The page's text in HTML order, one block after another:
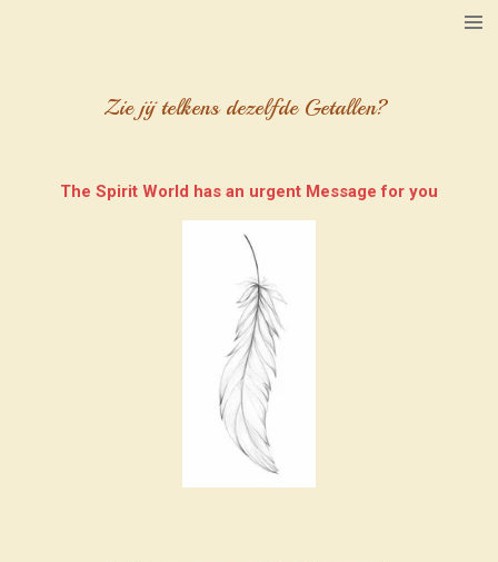
hoofdinhoudZie jij telkens dezelfde Getallen?
The Spirit World has an urgent Message for you